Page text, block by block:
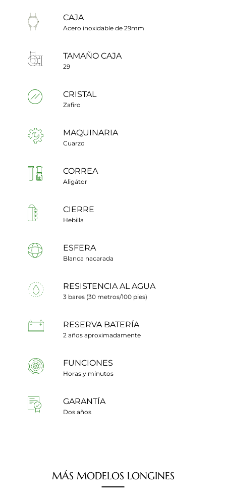
CAJA
Acero inoxidable de 29mm
TAMAÑO CAJA
29
CRISTAL
Zafiro
MAQUINARIA
Cuarzo
CORREA
Aligátor
CIERRE
Hebilla
ESFERA
Blanca nacarada
RESISTENCIA AL AGUA
3 bares (30 metros/100 pies)
RESERVA BATERÍA
2 años aproximadamente
FUNCIONES
Horas y minutos
GARANTÍA
Dos años
MÁS MODELOS LONGINES